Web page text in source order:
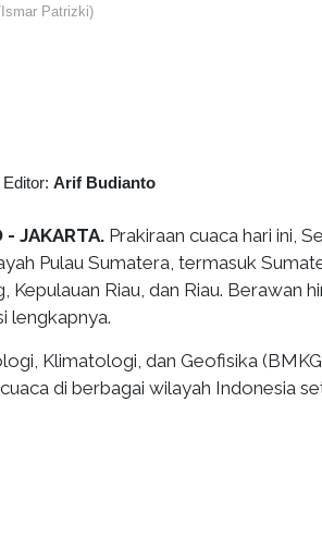
Patrizki)
Editor: Arif Budianto
- JAKARTA. Prakiraan cuaca hari ini,
Pulau Sumatera, termasuk
Kepulauan Riau, dan Riau. Berawan
lengkapnya.
Klimatologi, dan Geofisika
di berbagai wilayah Indonesia